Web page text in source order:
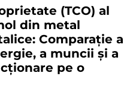
(TCO) al
din metal
Comparație a
a muncii și a
pe o